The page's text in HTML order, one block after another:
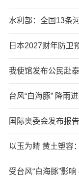
水利部：全国13条
日本2027财年防卫
我使馆发布公民赴
台风“白海豚” 降雨
国际奥委会发布报
以玉为睛 黄土塑容
受台风“白海豚”影